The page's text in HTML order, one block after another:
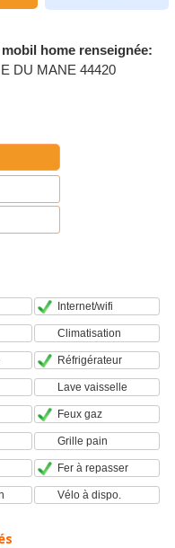
home renseignée:
DU MANE 44420
Internet/wifi
Climatisation
Réfrigérateur
Lave vaisselle
Feux gaz
Grille pain
Fer à repasser
Vélo à dispo.